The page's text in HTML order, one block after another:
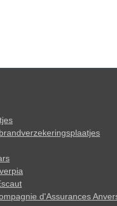
d'Assurances